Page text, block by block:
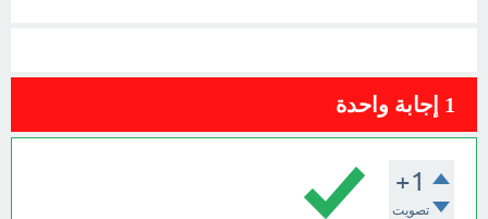
1 إجابة واحدة
+1
تصويت